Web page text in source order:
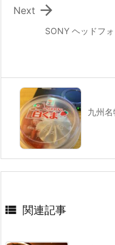
SONY ヘッドフ

Next
九州
 関連記事